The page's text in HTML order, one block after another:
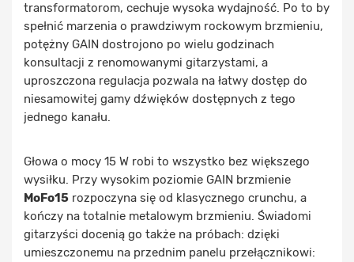
transformatorom, cechuje wysoka wydajność. Po to by
spełnić marzenia o prawdziwym rockowym brzmieniu,
potężny GAIN dostrojono po wielu godzinach
konsultacji z renomowanymi gitarzystami, a
uproszczona regulacja pozwala na łatwy dostęp do
niesamowitej gamy dźwięków dostępnych z tego
jednego kanału.
Głowa o mocy 15 W robi to wszystko bez większego
wysiłku. Przy wysokim poziomie GAIN brzmienie
MoFo15 rozpoczyna się od klasycznego crunchu, a
kończy na totalnie metalowym brzmieniu. Świadomi
gitarzyści docenią go także na próbach: dzięki
umieszczonemu na przednim panelu przełącznikowi: